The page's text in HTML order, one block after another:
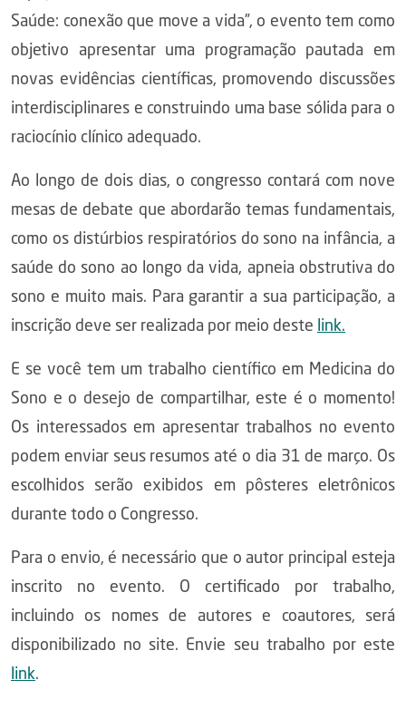
Saúde: conexão que move a vida”, o evento tem como
objetivo apresentar uma programação pautada em
novas evidências científicas, promovendo discussões
interdisciplinares e construindo uma base sólida para o
raciocínio clínico adequado.
Ao longo de dois dias, o congresso contará com nove
mesas de debate que abordarão temas fundamentais,
como os distúrbios respiratórios do sono na infância, a
saúde do sono ao longo da vida, apneia obstrutiva do
sono e muito mais. Para garantir a sua participação, a
inscrição deve ser realizada por meio deste link.
E se você tem um trabalho científico em Medicina do
Sono e o desejo de compartilhar, este é o momento!
Os interessados em apresentar trabalhos no evento
podem enviar seus resumos até o dia 31 de março. Os
escolhidos serão exibidos em pôsteres eletrônicos
durante todo o Congresso.
Para o envio, é necessário que o autor principal esteja
inscrito no evento. O certificado por trabalho,
incluindo os nomes de autores e coautores, será
disponibilizado no site. Envie seu trabalho por este
link.